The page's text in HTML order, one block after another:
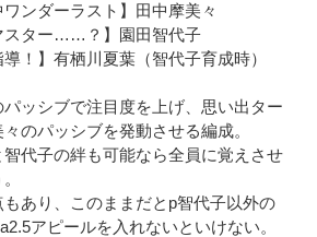
ワンダーラスト】田中摩美々
スター……？】園田智代子
導！】有栖川夏葉（智代子育成時）
パッシブで注目度を上げ、思い出ター
のパッシブを発動させる編成。
智代子の絆も可能なら全員に覚えさせ
もあり、このままだとp智代子以外の
アピールを入れないといけない。